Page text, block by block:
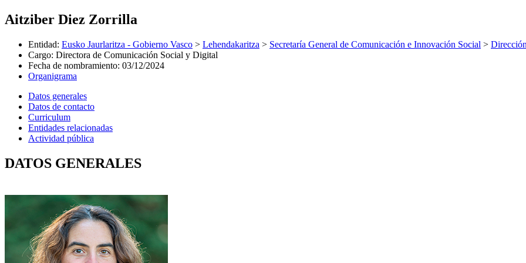
Aitziber Diez Zorrilla
Entidad: Eusko Jaurlaritza - Gobierno Vasco > Lehendakaritza > Secretaría General de Comunicación e Innovación Social >
Cargo: Directora de Comunicación Social y Digital
Fecha de nombramiento: 03/12/2024
Organigrama
Datos generales
Datos de contacto
Curriculum
Entidades relacionadas
Actividad pública
DATOS GENERALES